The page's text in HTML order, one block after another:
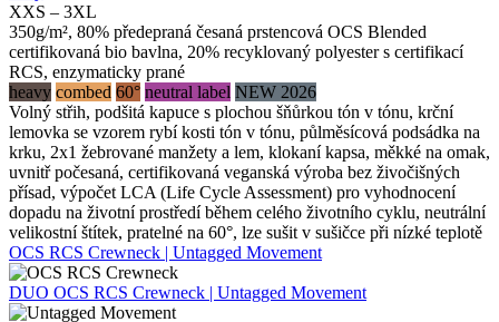
XXS – 3XL
350g/m², 80% předepraná česaná prstencová OCS Blended
certifikovaná bio bavlna, 20% recyklovaný polyester s certifikací
RCS, enzymaticky prané
heavy combed 60° neutral label NEW 2026
Volný střih, podšitá kapuce s plochou šňůrkou tón v tónu, krční
lemovka se vzorem rybí kosti tón v tónu, půlměsícová podsádka na
krku, 2x1 žebrované manžety a lem, klokaní kapsa, měkké na omak,
uvnitř počesaná, certifikovaná veganská výroba bez živočišných
přísad, výpočet LCA (Life Cycle Assessment) pro vyhodnocení
dopadu na životní prostředí během celého životního cyklu, neutrální
velikostní štítek, pratelné na 60°, lze sušit v sušičce při nízké teplotě
OCS RCS Crewneck | Untagged Movement
DUO OCS RCS Crewneck | Untagged Movement